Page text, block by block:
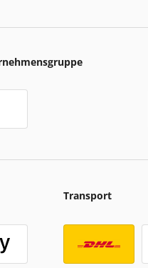
Transport